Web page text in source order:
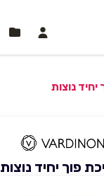
נוצות
פוך יחיד נוצות